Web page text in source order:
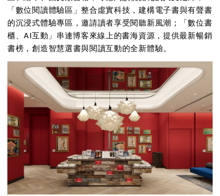
「數位閱讀體驗區」整合虛實科技，建構電子書與有聲書
的沉浸式體驗專區，邀請讀者享受閱聽新風潮；「數位書
櫃、AI互動」串連博客來線上的書海資源，提供最新暢銷
書榜，創造智慧選書與閱讀互動的全新體驗。